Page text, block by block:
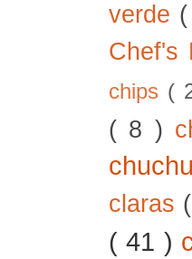
verde
Chef's
chips (
( 8 )
chuchu
claras
( 41 )